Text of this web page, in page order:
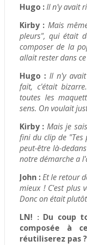
Hugo :Il n'y avait
Kirby : Mais
pleurs", qui était
composer de la
allait rester dans
Hugo : Il n'y
fait, c'était
toutes les
sens. On voulait
Kirby : Mais je
fini du clip de "Tes
peut-être là-
notre démarche a
John :Et le retour
mieux ! C'est plus
Donc on était
LN! : Du coup
composée à
réutiliserez pas ?